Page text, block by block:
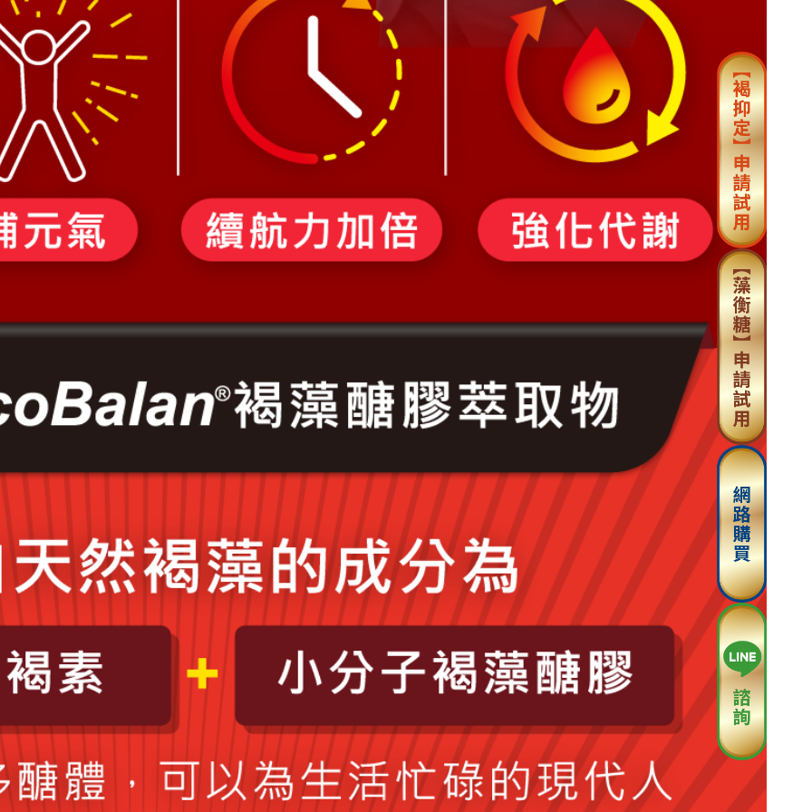
*
先生
*
地址*
目的
聯絡時段*
週一上午
週一下午
週二上午
週二下午
週三下午
週四下午
週五上午
週五下午